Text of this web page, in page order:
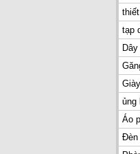
tạp
ủng
Áo
Đèn